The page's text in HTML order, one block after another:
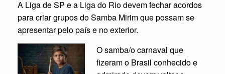
A Liga de SP e a Liga do Rio devem fechar acordos
para criar grupos do Samba Mirim que possam se
apresentar pelo país e no exterior.
O samba/o carnaval que
fizeram o Brasil conhecido e